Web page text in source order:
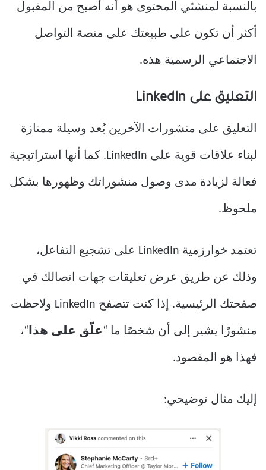
بالنسبة لمنشئي المحتوى هو أنه أصبح من المقبول
أكثر أن تكون على طبيعتك على منصة التواصل
الاجتماعي الرسمية هذه.
التعليق على LinkedIn
التعليق على منشورات الآخرين يُعد وسيلة ممتازة
لبناء علاقات قوية على LinkedIn. كما أنها استراتيجية
فعالة لزيادة مدى وصول منشوراتك وظهورها بشكل
ملحوظ.
تعتمد خوارزمية LinkedIn على تشجيع التفاعل،
وذلك عن طريق عرض تعليقات جهات اتصالك في
صفحتك الرئيسية. إذا كنت تتصفح LinkedIn ولاحظت
منشورًا يشير إلى أن شخصًا ما “ علّق على هذا “،
فهذا هو المقصود.
إليك مثال توضيحي: